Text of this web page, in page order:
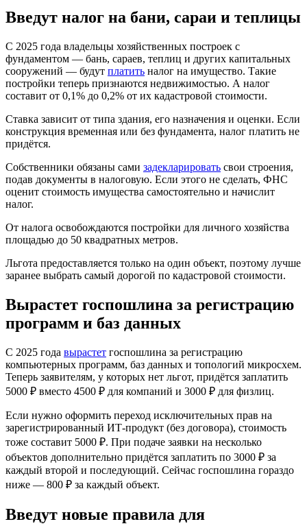
Введут налог на бани, сараи и теплицы
С 2025 года владельцы хозяйственных построек с
фундаментом — бань, сараев, теплиц и других капитальных
сооружений — будут платить налог на имущество. Такие
постройки теперь признаются недвижимостью. А налог
составит от 0,1% до 0,2% от их кадастровой стоимости.
Ставка зависит от типа здания, его назначения и оценки. Если
конструкция временная или без фундамента, налог платить не
придётся.
Собственники обязаны сами задекларировать свои строения,
подав документы в налоговую. Если этого не сделать, ФНС
оценит стоимость имущества самостоятельно и начислит
налог.
От налога освобождаются постройки для личного хозяйства
площадью до 50 квадратных метров.
Льгота предоставляется только на один объект, поэтому лучше
заранее выбрать самый дорогой по кадастровой стоимости.
Вырастет госпошлина за регистрацию
программ и баз данных
С 2025 года вырастет госпошлина за регистрацию
компьютерных программ, баз данных и топологий микросхем.
Теперь заявителям, у которых нет льгот, придётся заплатить
5000 ₽ вместо 4500 ₽ для компаний и 3000 ₽ для физлиц.
Если нужно оформить переход исключительных прав на
зарегистрированный ИТ-продукт (без договора), стоимость
тоже составит 5000 ₽. При подаче заявки на несколько
объектов дополнительно придётся заплатить по 3000 ₽ за
каждый второй и последующий. Сейчас госпошлина гораздо
ниже — 800 ₽ за каждый объект.
Введут новые правила для